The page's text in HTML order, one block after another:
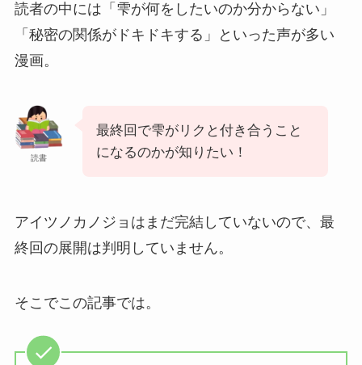
読者の中には「雫が何をしたいのか分からない」
「秘密の関係がドキドキする」といった声が多い
漫画。
読書
最終回で雫がリクと付き合うこと
になるのかが知りたい！
アイツノカノジョはまだ完結していないので、最
終回の展開は判明していません。
そこでこの記事では。